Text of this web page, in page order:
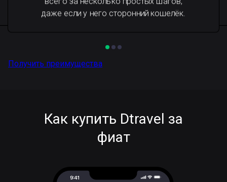
даже если у него сторонний кошелёк.
Получить преимущества
Как купить Dtravel за
фиат